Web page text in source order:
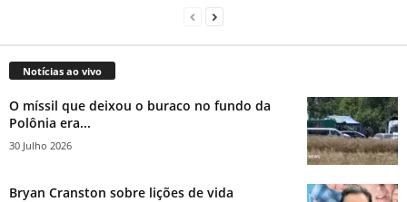
Notícias ao vivo
O míssil que deixou o buraco no fundo da
Polônia era...
30 Julho 2026
Bryan Cranston sobre lições de vida